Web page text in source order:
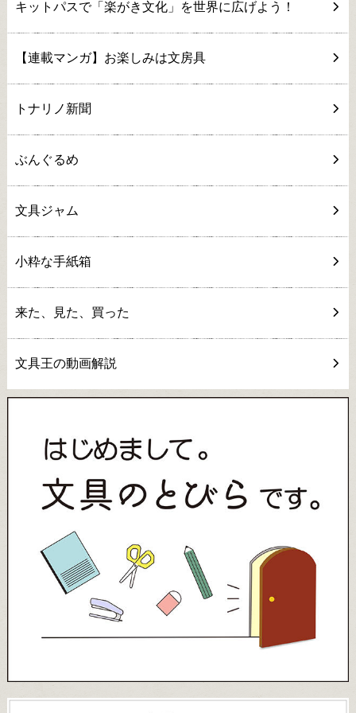
キットパスで「楽がき文化」を世界に広げよう！
【連載マンガ】お楽しみは文房具
トナリノ新聞
ぶんぐるめ
文具ジャム
小粋な手紙箱
来た、見た、買った
文具王の動画解説